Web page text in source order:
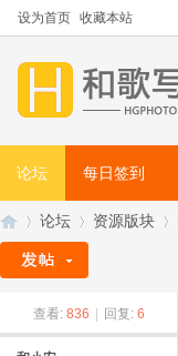
设为首页 收藏本站
论坛 每日签到
论坛
›
资源版块
查看: 836 回复: 6